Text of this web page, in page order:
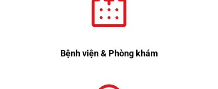
Bệnh viện & Phòng khám